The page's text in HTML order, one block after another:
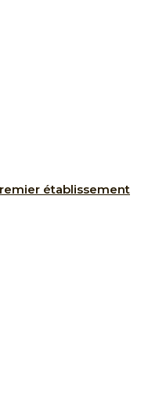
établissement